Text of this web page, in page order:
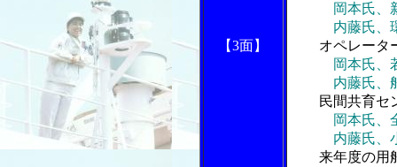
【3面】
岡本氏、
内藤氏、環
オペレーター
岡本氏、
内藤氏、船
民間共育セン
岡本氏、
内藤氏、小
来年度の用船